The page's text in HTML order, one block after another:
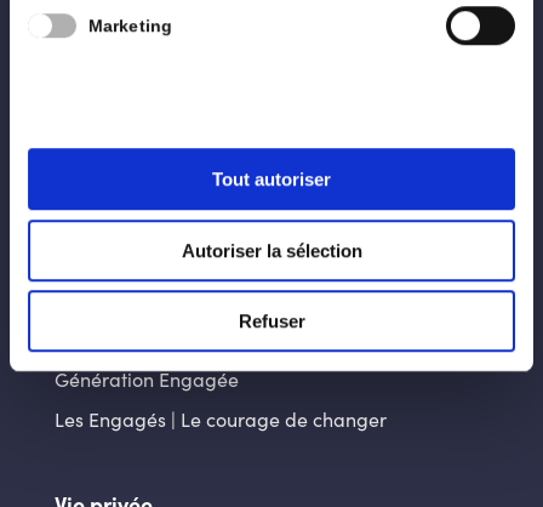
Marketing
Tout autoriser
Autoriser la sélection
Refuser
Accueil
La ville d’Arlon
Génération Engagée
Les Engagés | Le courage de changer